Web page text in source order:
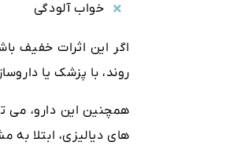
خواب آلودگی
اگر این اثرات خفیف
روند، با پزشک یا
همچنین این دارو، می
های دیالیزی، ابتلا